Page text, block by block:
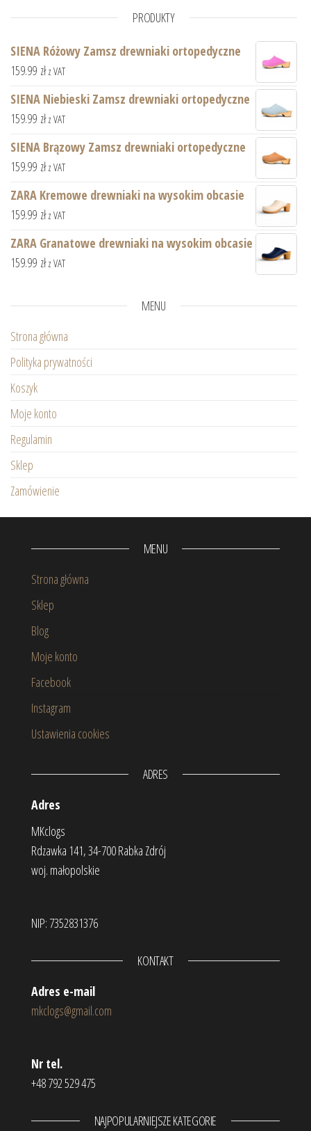
PRODUKTY
SIENA Różowy Zamsz drewniaki ortopedyczne
159.99 zł z VAT
SIENA Niebieski Zamsz drewniaki ortopedyczne
159.99 zł z VAT
SIENA Brązowy Zamsz drewniaki ortopedyczne
159.99 zł z VAT
ZARA Kremowe drewniaki na wysokim obcasie
159.99 zł z VAT
ZARA Granatowe drewniaki na wysokim obcasie
159.99 zł z VAT
MENU
Strona główna
Polityka prywatności
Koszyk
Moje konto
Regulamin
Sklep
Zamówienie
MENU
Strona główna
Sklep
Blog
Moje konto
Facebook
Instagram
Ustawienia cookies
ADRES
Adres
MKclogs
Rdzawka 141, 34-700 Rabka Zdrój
woj. małopolskie
NIP: 7352831376
KONTAKT
Adres e-mail
mkclogs@gmail.com
Nr tel.
+48 792 529 475
NAJPOPULARNIEJSZE KATEGORIE